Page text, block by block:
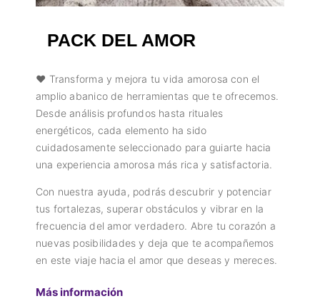
PACK DEL AMOR
❤️️ Transforma y mejora tu vida amorosa con el
amplio abanico de herramientas que te ofrecemos.
Desde análisis profundos hasta rituales
energéticos, cada elemento ha sido
cuidadosamente seleccionado para guiarte hacia
una experiencia amorosa más rica y satisfactoria.
Con nuestra ayuda, podrás descubrir y potenciar
tus fortalezas, superar obstáculos y vibrar en la
frecuencia del amor verdadero. Abre tu corazón a
nuevas posibilidades y deja que te acompañemos
en este viaje hacia el amor que deseas y mereces.
Más información